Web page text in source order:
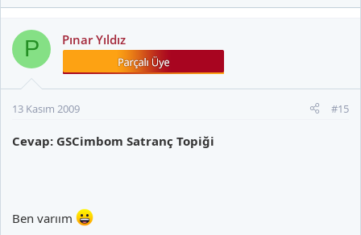
P Pınar Yıldız
13 Kasım 2009 #15
Cevap: GSCimbom Satranç Topiği
Ben varıım